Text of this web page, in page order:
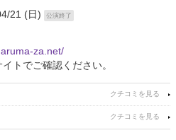
21 (日)
公演終了
za.net/
トでご確認ください。